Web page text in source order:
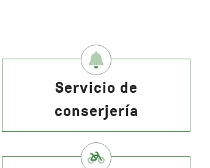
Servicio de
conserjería